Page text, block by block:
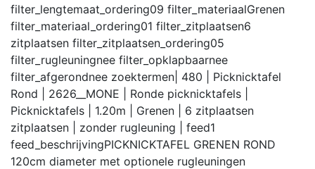
filter_lengtemaat_ordering09 filter_materiaalGrenen
filter_materiaal_ordering01 filter_zitplaatsen6
zitplaatsen filter_zitplaatsen_ordering05
filter_rugleuningnee filter_opklapbaarnee
filter_afgerondnee zoektermen | 480 | Picknicktafel
Rond | 2626__MONE | Ronde picknicktafels |
Picknicktafels | 1.20m | Grenen | 6 zitplaatsen
zitplaatsen | zonder rugleuning |
feed1
feed_beschrijvingPICKNICKTAFEL GRENEN ROND
120cm diameter met optionele rugleuningen